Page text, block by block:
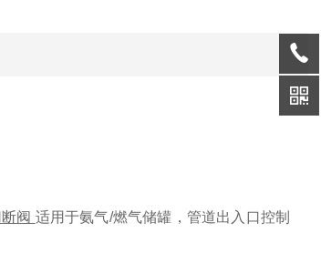
阀 适用于氨气/燃气储罐，管道出入口控制